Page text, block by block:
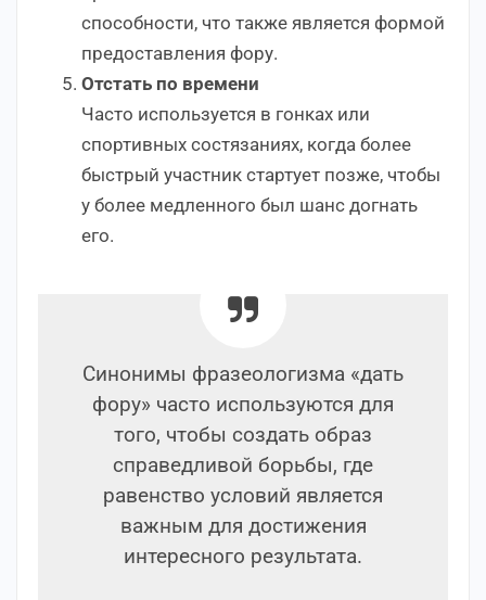
способности, что также является формой
предоставления фору.
Отстать по времени
Часто используется в гонках или
спортивных состязаниях, когда более
быстрый участник стартует позже, чтобы
у более медленного был шанс догнать
его.
Синонимы фразеологизма «дать
фору» часто используются для
того, чтобы создать образ
справедливой борьбы, где
равенство условий является
важным для достижения
интересного результата.